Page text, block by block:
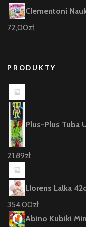
Clementoni
72,00zł
PRODUKTY
Plus-Plus Tuba
21,89zł
Llorens Lalka
354,00zł
Abino Kubiki